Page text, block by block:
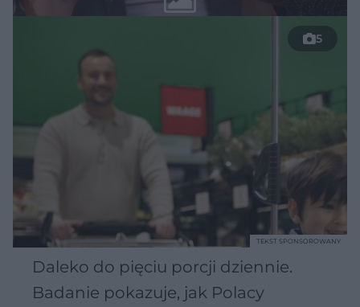
5
Daleko do pięciu porcji dziennie.
Badanie pokazuje, jak Polacy
TEKST SPONSOROWANY